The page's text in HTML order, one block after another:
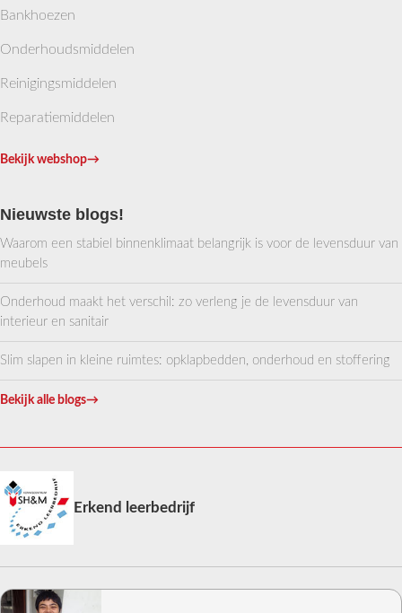
Bankhoezen
Onderhoudsmiddelen
Reinigingsmiddelen
Reparatiemiddelen
Bekijk webshop→
Nieuwste blogs!
Waarom een stabiel binnenklimaat belangrijk is voor de levensduur van
meubels
Onderhoud maakt het verschil: zo verleng je de levensduur van
interieur en sanitair
Slim slapen in kleine ruimtes: opklapbedden, onderhoud en stoffering
Bekijk alle blogs→
Erkend leerbedrijf